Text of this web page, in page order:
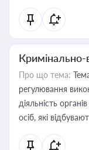
Кримінально-
Про що тема:
регулювання
діяльність
осіб, які